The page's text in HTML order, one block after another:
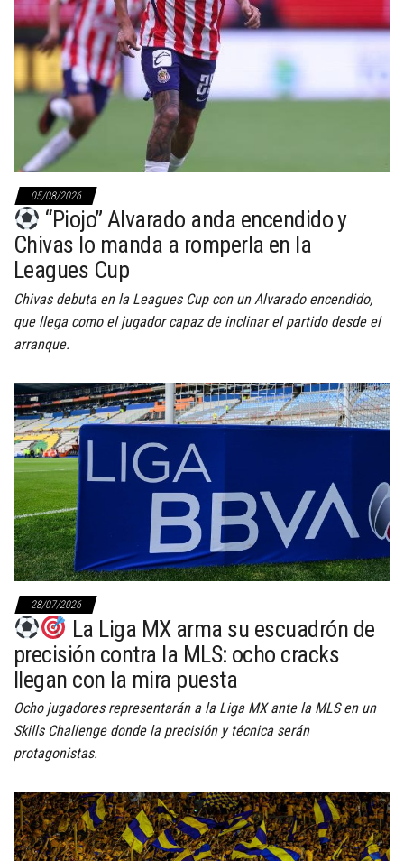
05/08/2026
“Piojo” Alvarado anda encendido y
Chivas lo manda a romperla en la
Leagues Cup
Chivas debuta en la Leagues Cup con un Alvarado encendido,
que llega como el jugador capaz de inclinar el partido desde el
arranque.
28/07/2026
La Liga MX arma su escuadrón de
precisión contra la MLS: ocho cracks
llegan con la mira puesta
Ocho jugadores representarán a la Liga MX ante la MLS en un
Skills Challenge donde la precisión y técnica serán
protagonistas.